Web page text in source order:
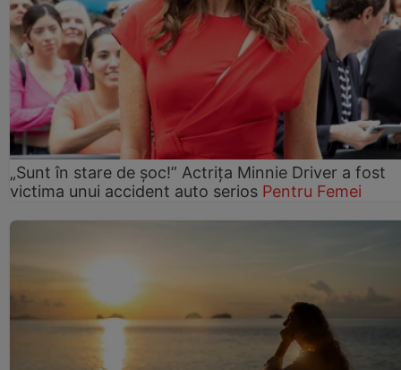
„Sunt în stare de șoc!” Actrița Minnie Driver a fost
victima unui accident auto serios Pentru Femei